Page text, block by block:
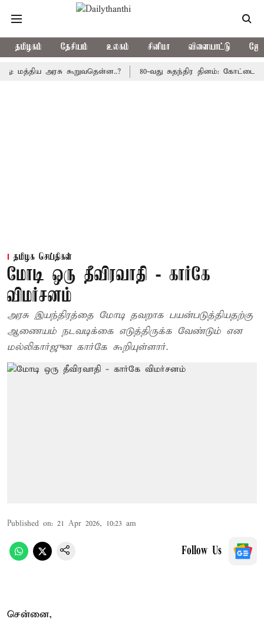
தமிழகம் தேசியம் உலகம் சினிமா விளையாட்டு
அரசு கூறுவதென்ன..? 80-வது சுதந்திர தினம்: கோட்டை
தமிழக செய்திகள்
மோடி ஒரு தீவிரவாதி - கார்கே
விமர்சனம்
அரசு இயந்திரத்தை மோடி தவறாக பயன்படுத்தியதற்கு
ஆணையம் நடவடிக்கை எடுத்திருக்க வேண்டும் என
மல்லிகார்ஜுன கார்கே கூறியுள்ளார்.
Published on: 21 Apr 2026, 10:23 am
Follow Us
சென்னை,